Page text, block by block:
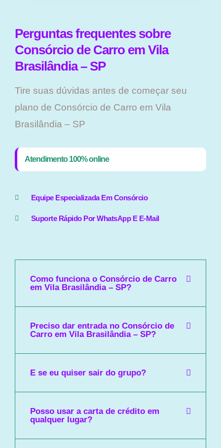
Perguntas frequentes sobre
Consórcio de Carro em Vila
Brasilândia – SP
Tire suas dúvidas antes de começar seu
plano ​de Consórcio de Carro em Vila
Brasilândia – SP
Atendimento 100% online
Equipe Especializada Em Consórcio
Suporte Rápido Por WhatsApp E E-Mail
Como funciona o Consórcio de Carro
em Vila Brasilândia – SP?
Preciso dar entrada no Consórcio de
Carro em Vila Brasilândia – SP?
E se eu quiser sair do grupo?
Posso usar a carta de crédito em
qualquer lugar?